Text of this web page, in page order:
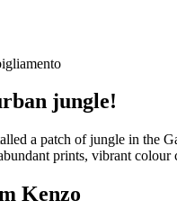
jungle!
a patch of jungle in the
prints, vibrant
Kenzo